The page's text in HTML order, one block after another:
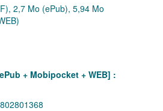
2,7 Mo (ePub), 5,94 Mo
+ Mobipocket + WEB] :